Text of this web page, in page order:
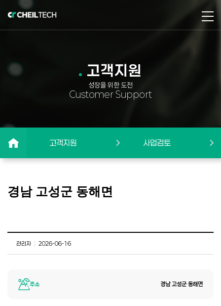
고객지원
성장을 위한 도전
Customer Support
고객지원 사업검토
경남 고성군 동해면
관리자 2026-06-16
주소 경남 고성군 동해면